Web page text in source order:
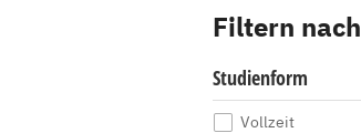
Filtern nach
Studienform
Vollzeit